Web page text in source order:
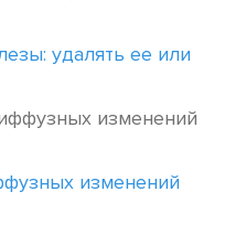
удалять ее или
изменений